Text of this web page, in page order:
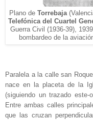
Plano de Torrebaja
Telefónica del Cuartel Ge
Guerra Civil (1936-39),
bombardeo de la
Paralela a la calle san
nace en la placeta de la
(siguiendo un trazado este-
Entre ambas calles
que las cruzan